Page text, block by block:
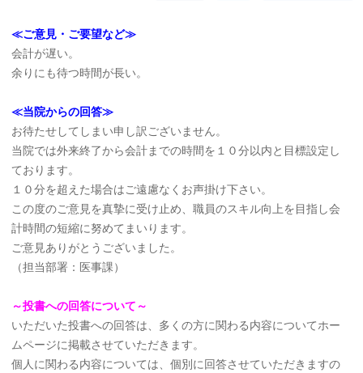
≪ご意見・ご要望など≫
会計が遅い。
余りにも待つ時間が長い。
≪当院からの回答≫
お待たせしてしまい申し訳ございません。
当院では外来終了から会計までの時間を１０分以内と目標設定し
ております。
１０分を超えた場合はご遠慮なくお声掛け下さい。
この度のご意見を真摯に受け止め、職員のスキル向上を目指し会
計時間の短縮に努めてまいります。
ご意見ありがとうございました。
（担当部署：医事課）
～投書への回答について～
いただいた投書への回答は、多くの方に関わる内容についてホー
ムページに掲載させていただきます。
個人に関わる内容については、個別に回答させていただきますの